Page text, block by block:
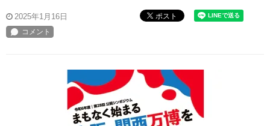
2025年1月16日 ポスト